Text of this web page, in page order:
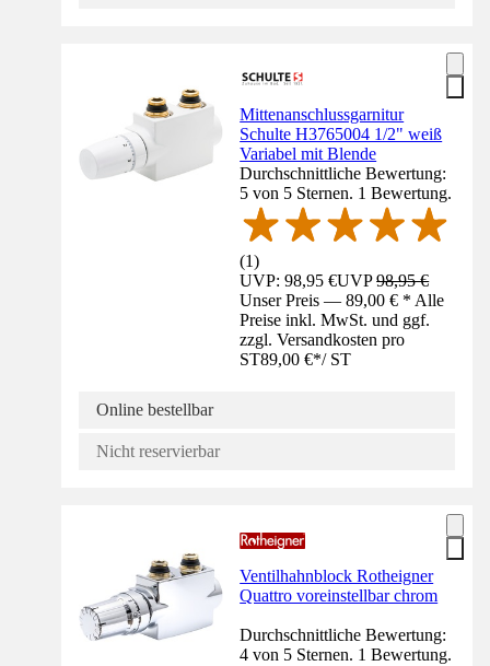
Mittenanschlussgarnitur
Schulte H3765004 1/2" weiß
Variabel mit Blende
Durchschnittliche Bewertung:
5 von 5 Sternen. 1 Bewertung.
(1)
UVP: 98,95 €UVP98,95 €
Unser Preis — 89,00 € * Alle
Preise inkl. MwSt. und ggf.
zzgl. Versandkosten pro
ST89,00 €*/ ST
Online bestellbar
Nicht reservierbar
Ventilhahnblock Rotheigner
Quattro voreinstellbar chrom
Durchschnittliche Bewertung:
4 von 5 Sternen. 1 Bewertung.